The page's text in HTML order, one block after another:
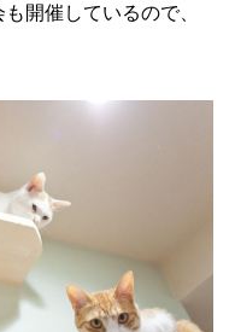
開催しているので、